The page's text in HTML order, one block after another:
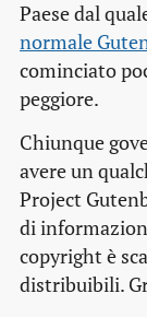
Paese dal
normale
cominciato
peggiore.
Chiunque
avere un
Project
di
copyright è
distribuibili.